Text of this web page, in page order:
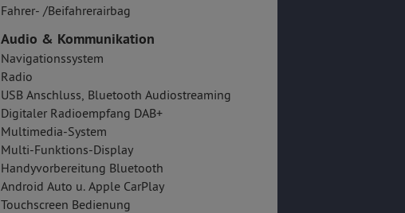
Fahrer- /Beifahrerairbag
Audio & Kommunikation
Navigationssystem
Radio
USB Anschluss, Bluetooth Audiostreaming
Digitaler Radioempfang DAB+
Multimedia-System
Multi-Funktions-Display
Handyvorbereitung Bluetooth
Android Auto u. Apple CarPlay
Touchscreen Bedienung